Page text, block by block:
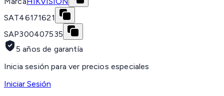
SAT46171621
SAP300407535
5 años de garantía
Inicia sesión para ver precios especiales
Iniciar Sesión